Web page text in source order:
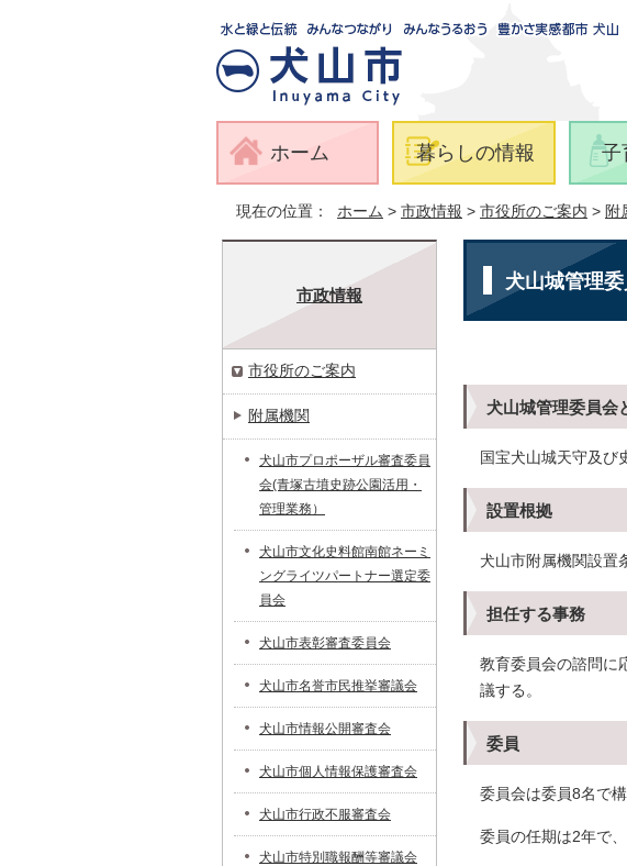
ホーム 暮らしの情報 子
現在の位置： ホーム > 市政情報 > 市役所のご案内 > 附
犬山城管理
犬山城管理委員会
国宝犬山城天守及び
設置根拠
犬山市附属機関設置
担任する事務
教育委員会の諮問に
議する。
委員
委員会は委員8名で
委員の任期は2年で
市政情報
市役所のご案内
附属機関
犬山市プロポーザル審査委員
会(青塚古墳史跡公園活用・
管理業務）
犬山市文化史料館南館ネーミ
ングライツパートナー選定委
員会
犬山市表彰審査委員会
犬山市名誉市民推挙審議会
犬山市情報公開審査会
犬山市個人情報保護審査会
犬山市行政不服審査会
犬山市特別職報酬等審議会